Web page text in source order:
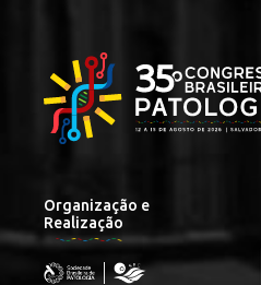
Organização e
Realização